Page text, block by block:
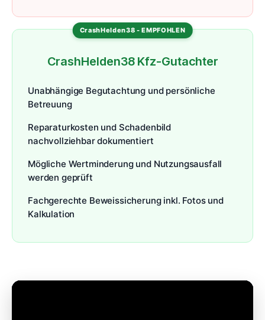
CrashHelden38 Kfz-Gutachter
Unabhängige Begutachtung und persönliche
Betreuung
Reparaturkosten und Schadenbild
nachvollziehbar dokumentiert
Mögliche Wertminderung und Nutzungsausfall
werden geprüft
Fachgerechte Beweissicherung inkl. Fotos und
Kalkulation